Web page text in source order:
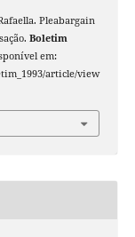
Pleabargain
Boletim
em:
article/view